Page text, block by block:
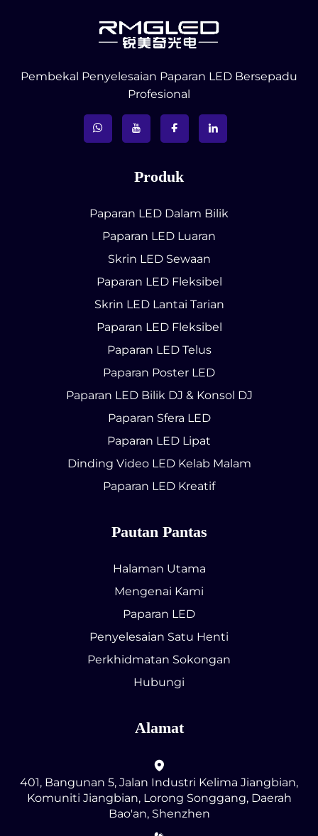
Pembekal Penyelesaian Paparan LED Bersepadu
Profesional
Produk
Paparan LED Dalam Bilik
Paparan LED Luaran
Skrin LED Sewaan
Paparan LED Fleksibel
Skrin LED Lantai Tarian
Paparan LED Fleksibel
Paparan LED Telus
Paparan Poster LED
Paparan LED Bilik DJ & Konsol DJ
Paparan Sfera LED
Paparan LED Lipat
Dinding Video LED Kelab Malam
Paparan LED Kreatif
Pautan Pantas
Halaman Utama
Mengenai Kami
Paparan LED
Penyelesaian Satu Henti
Perkhidmatan Sokongan
Hubungi
Alamat
401, Bangunan 5, Jalan Industri Kelima Jiangbian,
Komuniti Jiangbian, Lorong Songgang, Daerah
Bao'an, Shenzhen